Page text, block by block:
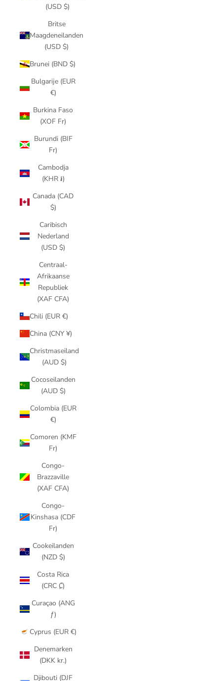
(USD $)
Britse
Maagdeneilanden
(USD $)
Brunei (BND $)
Bulgarije (EUR
€)
Burkina Faso
(XOF Fr)
Burundi (BIF
Fr)
Cambodja
(KHR ៛)
Canada (CAD
$)
Caribisch
Nederland
(USD $)
Centraal-
Afrikaanse
Republiek
(XAF CFA)
Chili (EUR €)
China (CNY ¥)
Christmaseiland
(AUD $)
Cocoseilanden
(AUD $)
Colombia (EUR
€)
Comoren (KMF
Fr)
Congo-
Brazzaville
(XAF CFA)
Congo-
Kinshasa (CDF
Fr)
Cookeilanden
(NZD $)
Costa Rica
(CRC ₡)
Curaçao (ANG
ƒ)
Cyprus (EUR €)
Denemarken
(DKK kr.)
Djibouti (DJF